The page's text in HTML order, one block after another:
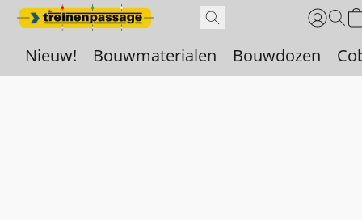
Nieuw! Bouwmaterialen Bouwdozen